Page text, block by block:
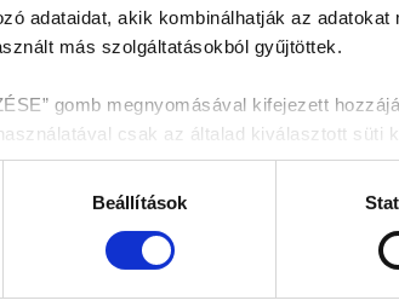
adataidat, akik kombinálhatják az
más szolgáltatásokból gyűjtöttek.
gomb megnyomásával kifejezett
csak az általad kiválasztott süti
fül alatt tájékozódhatsz.
Beállítások